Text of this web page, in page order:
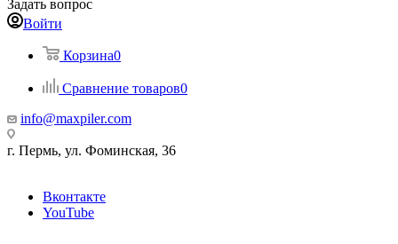
Задать вопрос
Войти
Корзина0
Сравнение товаров0
info@maxpiler.com
г. Пермь, ул. Фоминская, 36
Вконтакте
YouTube